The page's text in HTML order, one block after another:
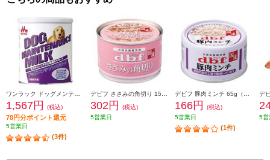
1,567円 (税込)
78円分ポイント還元
5営業日
(3件)
302円
(税込)
5営業日
166円
(税込)
5営業日
(1件)
5営